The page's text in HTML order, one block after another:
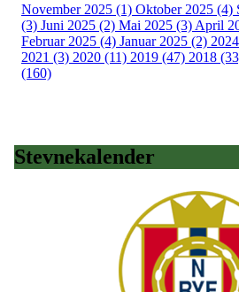
November 2025 (1) Oktober 2025 (4)
(3) Juni 2025 (2) Mai 2025 (3) April
Februar 2025 (4) Januar 2025 (2)
2021 (3) 2020 (11) 2019 (47) 2018
(160)
Stevnekalender